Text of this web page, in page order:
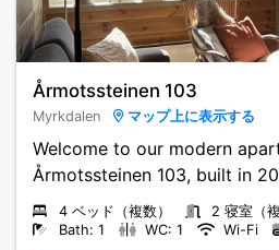
Årmotssteinen 103
Myrkdalen マップ上に表示する
Welcome to our modern
Årmotssteinen 103, built in
4 ベッド（複数） 2 寝室（複
Bath: 1
WC: 1 Wi-Fi